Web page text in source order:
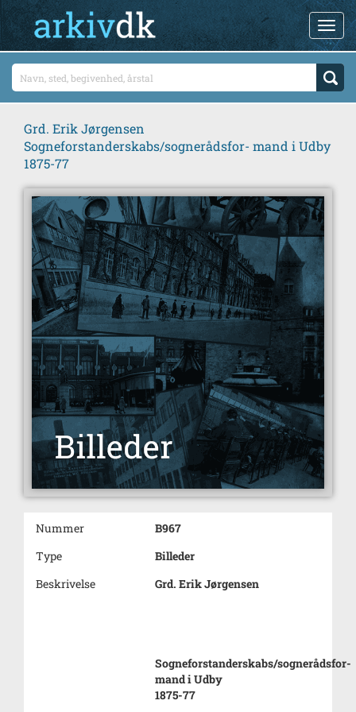
Grd. Erik Jørgensen
Sogneforstanderskabs/sognerådsfor- mand i Udby
1875-77
Nummer
B967
Type
Billeder
Beskrivelse
Grd. Erik Jørgensen
Sogneforstanderskabs/sognerådsfor-
mand i Udby
1875-77